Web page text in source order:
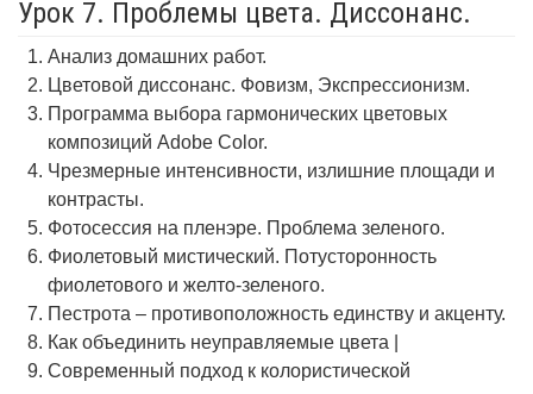
Урок 7. Проблемы цвета. Диссонанс.
Анализ домашних работ.
Цветовой диссонанс. Фовизм, Экспрессионизм.
Программа выбора гармонических цветовых
композиций Adobe Color.
Чрезмерные интенсивности, излишние площади и
контрасты.
Фотосессия на пленэре. Проблема зеленого.
Фиолетовый мистический. Потусторонность
фиолетового и желто-зеленого.
Пестрота – противоположность единству и акценту.
Как объединить неуправляемые цвета |
Современный подход к колористической